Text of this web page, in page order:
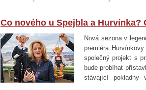
Co nového u Spejbla a Hurvínka?
Nová sezona v
premiéra
společný projekt s
bude probíhat
stávající pokladny